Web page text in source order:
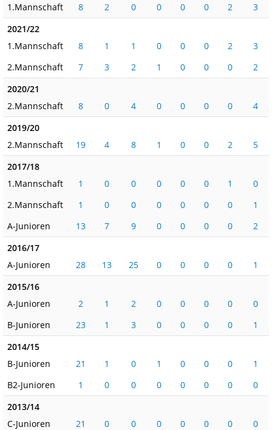
1.Mannschaft
8 2 0 0 0 0 2
3
2021/22
1.Mannschaft
8 1 1 0 0 0 2
3
2.Mannschaft
7 3 2 1 0 0 0
2
2020/21
2.Mannschaft
8 0 4 0 0 0 0
4
2019/20
2.Mannschaft
19 4 8 1 0 0 2
5
2017/18
1.Mannschaft
1 0 0 0 0 0 1
0
2.Mannschaft
1 0 0 0 0 0 0
1
A-Junioren
13 7 9 0 0 0 0
2
2016/17
A-Junioren
28 13 25 0 0 0 0
1
2015/16
A-Junioren
2 1 2 0 0 0 0
0
B-Junioren
23 1 3 0 0 0 0
1
2014/15
B-Junioren
21 1 0 1 0 0 0
1
B2-Junioren
1 0 0 0 0 0 0
0
2013/14
C-Junioren
21 0 0 0 0 0 0 0